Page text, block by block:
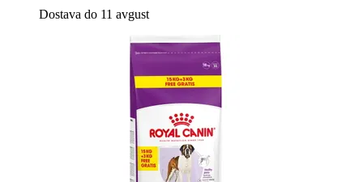
Dostava do 11 avgust